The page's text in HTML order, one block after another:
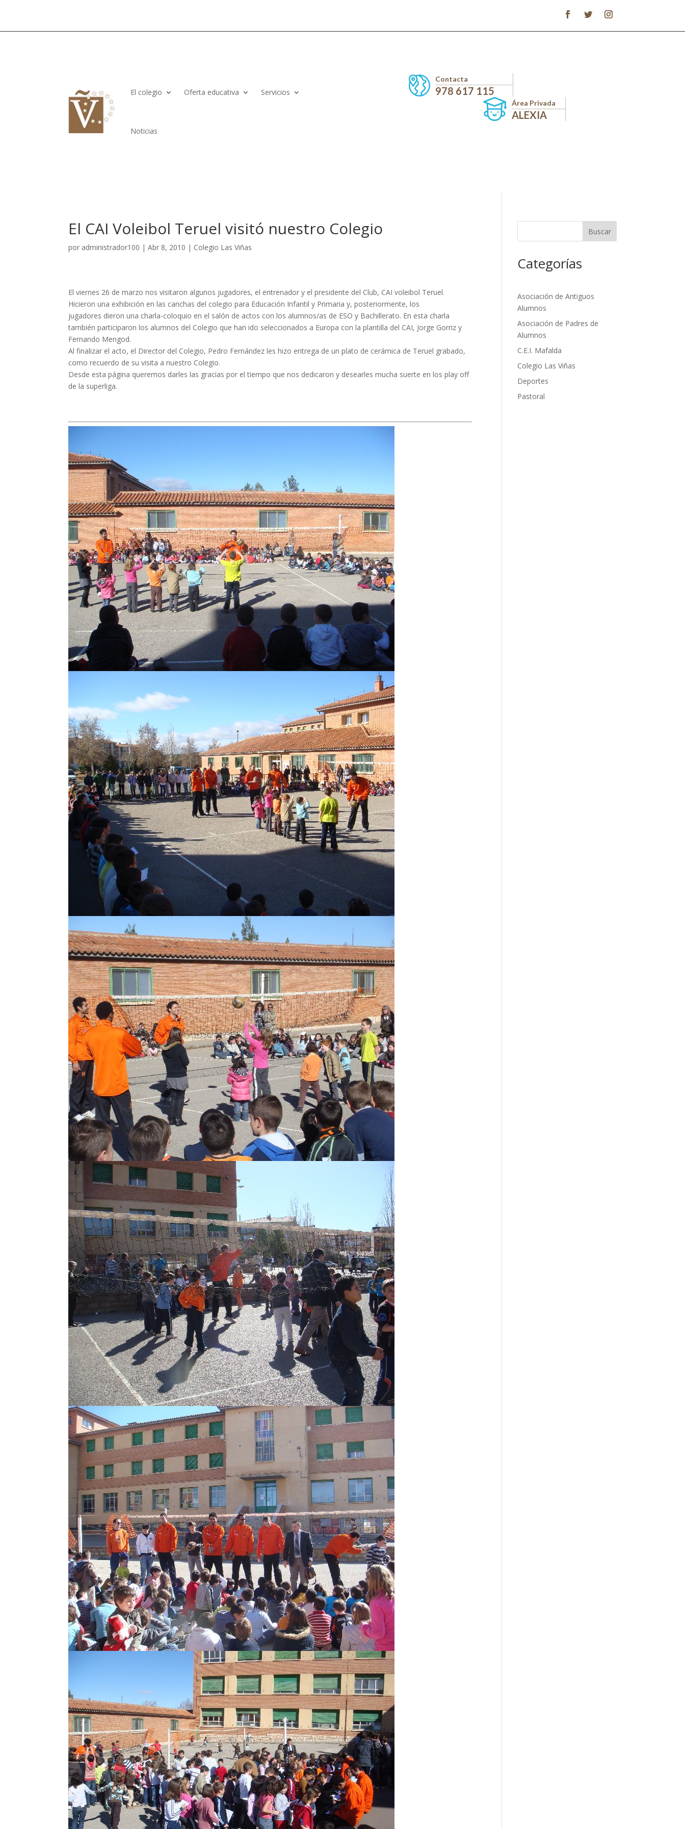
El colegio Oferta educativa Servicios
Noticias
Contacta
978 617 115
Área Privada
ALEXIA
El CAI Voleibol Teruel visitó nuestro Colegio
por administrador100 |Abr 8, 2010 | Colegio Las Viñas
El viernes 26 de marzo nos visitaron algunos jugadores, el entrenador y el presidente del Club, CAI voleibol Teruel.
Hicieron una exhibición en las canchas del colegio para Educación Infantil y Primaria y, posteriormente, los
jugadores dieron una charla-coloquio en el salón de actos con los alumnos/as de ESO y Bachillerato. En esta charla
también participaron los alumnos del Colegio que han ido seleccionados a Europa con la plantilla del CAI, Jorge Gorriz y
Fernando Mengod.
Al finalizar el acto, el Director del Colegio, Pedro Fernández les hizo entrega de un plato de cerámica de Teruel grabado,
como recuerdo de su visita a nuestro Colegio.
Desde esta página queremos darles las gracias por el tiempo que nos dedicaron y desearles mucha suerte en los play off
de la superliga.
Buscar
Categorías
Asociación de Antiguos
Alumnos
Asociación de Padres de
Alumnos
C.E.I. Mafalda
Colegio Las Viñas
Deportes
Pastoral